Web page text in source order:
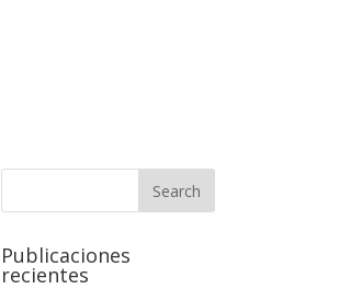
Publicaciones
recientes